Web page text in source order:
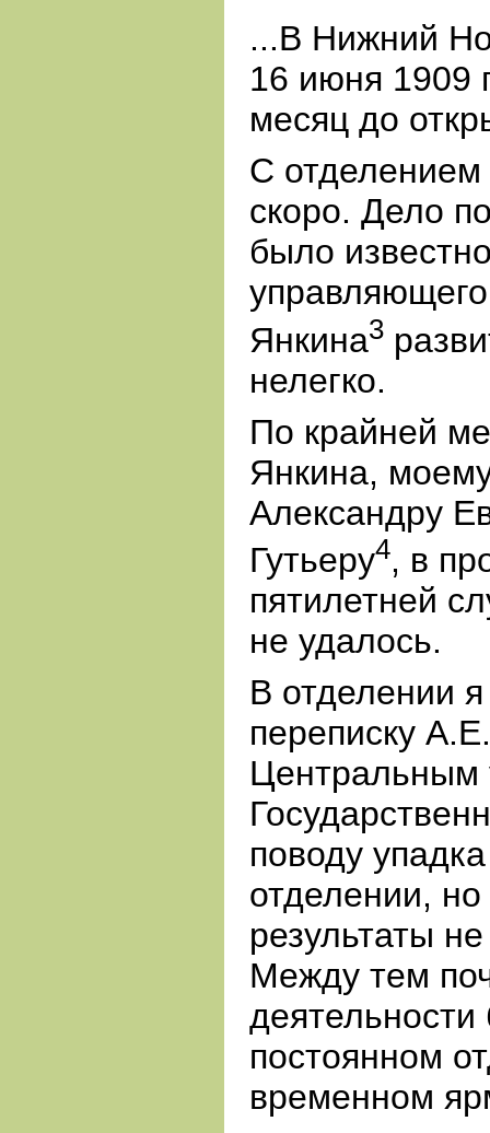
...В Нижний
16 июня 1909
месяц до
С отделением
скоро. Дело
было
Янкина3
нелегко.
По крайней
Янкина,
Александру
Гутьеру4, в
пятилетней
не удалось.
В отделении
переписку
Центральным
поводу
отделении,
результаты
Между тем
постоянном
временном